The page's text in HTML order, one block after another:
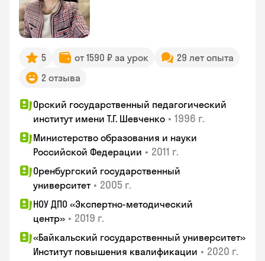
5 от 1590 ₽ за урок
29 лет опыта
2 отзыва
Орский государственный педагогический
институт имени Т.Г. Шевченко • 1996 г.
Министерство образования и науки
Российской Федерации • 2011 г.
Оренбургский государственный
университет • 2005 г.
НОУ ДПО «Экспертно-методический
центр» • 2019 г.
«Байкальский государственный университет»
Институт повышения квалификации • 2020 г.